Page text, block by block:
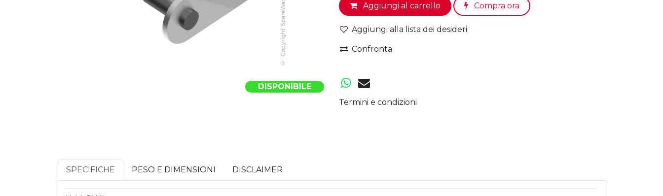
DISPONIBILE
Aggiungi al carrello Compra ora
Aggiungi alla lista dei desideri
Confronta
Termini e condizioni
SPECIFICHE PESO E DIMENSIONI DISCLAIMER